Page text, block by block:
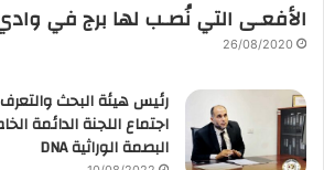
الأفعـى التي نُصـب لها برج في
26/08/2020
رئيس هيئة البحث
اجتماع اللجنة الدائمة
البصمة الوراثية DNA